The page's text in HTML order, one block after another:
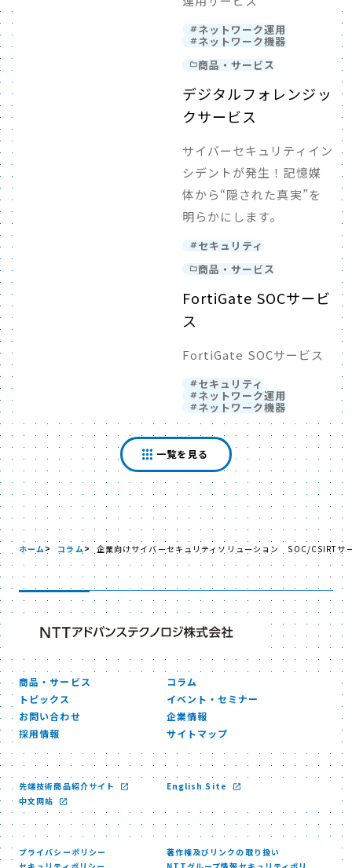
ネットワーク運用
ネットワーク機器
商品・サービス
デジタルフォレンジッ
クサービス
サイバーセキュリティイン
シデントが発生！記憶媒
体から“隠された真実”を
明らかにします。
セキュリティ
商品・サービス
FortiGate SOCサービ
ス
FortiGate SOCサービス
セキュリティ
ネットワーク運用
ネットワーク機器
一覧を見る
ホーム コラム 企業向けサイバーセキュリティソリューション SOC/CSIRTサ
商品・サービス
コラム
トピックス
イベント・セミナー
お問い合わせ
企業情報
採用情報
サイトマップ
先端技術商品紹介サイト
English Site
中文网站
プライバシーポリシー
著作権及びリンクの取り扱い